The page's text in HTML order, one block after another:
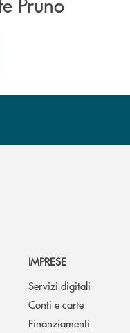
IMPRESE
Servizi digitali
Conti e carte
Finanziamenti